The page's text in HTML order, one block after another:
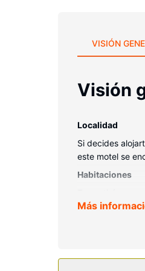
VISIÓN
Visión
Localidad
Si decides
este motel se
Habitaciones
Además,
Aprovecha los
Más